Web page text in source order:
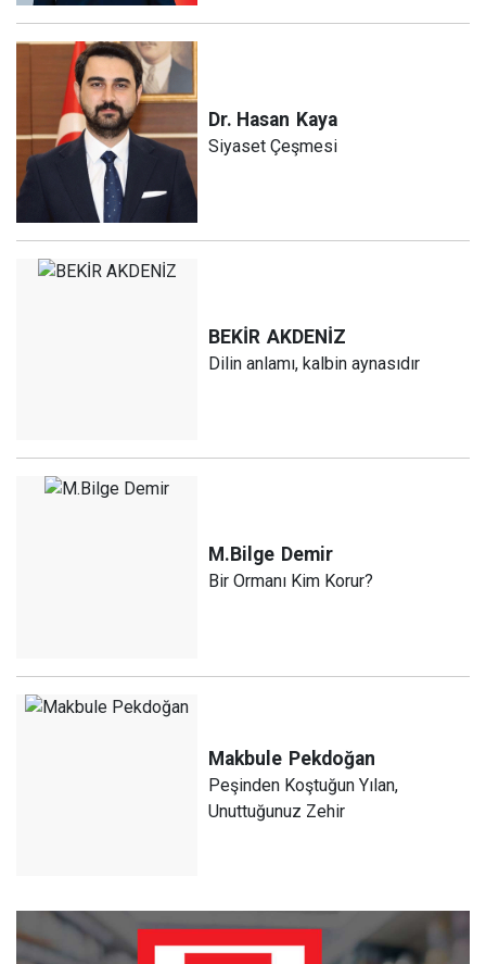
Dr. Hasan Kaya
Siyaset Çeşmesi
BEKİR AKDENİZ
Dilin anlamı, kalbin aynasıdır
M.Bilge Demir
Bir Ormanı Kim Korur?
Makbule Pekdoğan
Peşinden Koştuğun Yılan,
Unuttuğunuz Zehir